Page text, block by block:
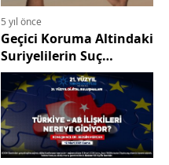
5 yıl önce
Geçici Koruma Altindaki
Suriyelilerin Suç
İstatistikleri